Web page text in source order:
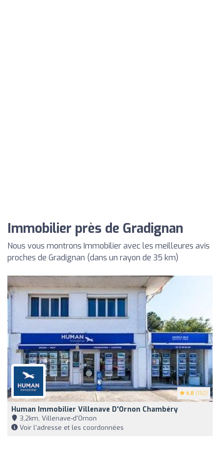
Immobilier près de Gradignan
Nous vous montrons Immobilier avec les meilleures avis
proches de Gradignan (dans un rayon de 35 km)
4.8 (152)
Human Immobilier Villenave D'Ornon Chambéry
3,2km, Villenave-d'Ornon
Voir l'adresse et les coordonnées